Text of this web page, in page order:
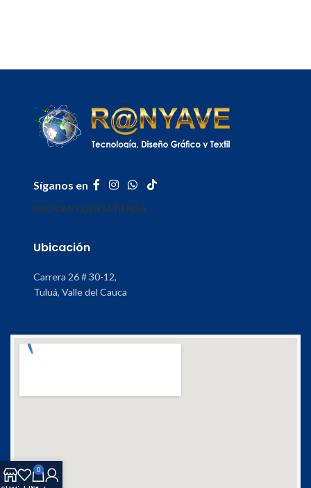
Síganos en
INICIOMI CUENTATIENDA
Ubicación
Carrera 26 # 30-12,
Tuluá, Valle del Cauca
0